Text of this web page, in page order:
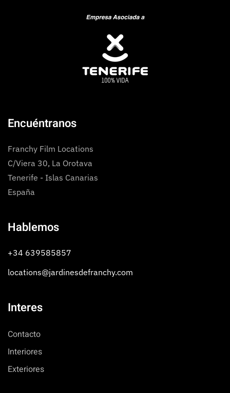
Encuéntranos
Franchy Film Locations
C/Viera 30, La Orotava
Tenerife - Islas Canarias
España
Hablemos
+34 639585857
locations@jardinesdefranchy.com
Interes
Contacto
Interiores
Exteriores